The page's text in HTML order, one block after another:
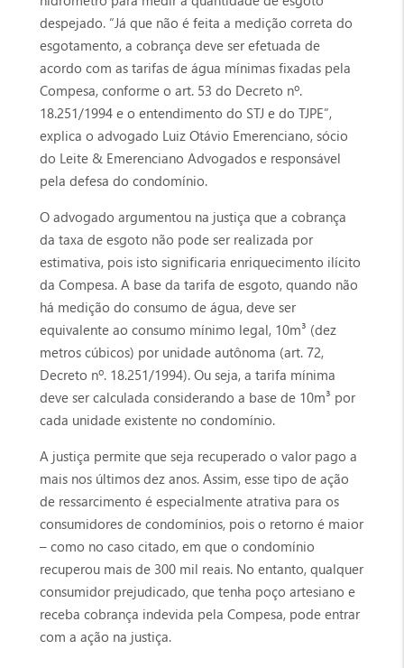
despejado. “Já que não é feita a medição correta do
esgotamento, a cobrança deve ser efetuada de
acordo com as tarifas de água mínimas fixadas pela
Compesa, conforme o art. 53 do Decreto nº.
18.251/1994 e o entendimento do STJ e do TJPE”,
explica o advogado Luiz Otávio Emerenciano, sócio
do Leite & Emerenciano Advogados e responsável
pela defesa do condomínio.
O advogado argumentou na justiça que a cobrança
da taxa de esgoto não pode ser realizada por
estimativa, pois isto significaria enriquecimento ilícito
da Compesa. A base da tarifa de esgoto, quando não
há medição do consumo de água, deve ser
equivalente ao consumo mínimo legal, 10m³ (dez
metros cúbicos) por unidade autônoma (art. 72,
Decreto nº. 18.251/1994). Ou seja, a tarifa mínima
deve ser calculada considerando a base de 10m³ por
cada unidade existente no condomínio.
A justiça permite que seja recuperado o valor pago a
mais nos últimos dez anos. Assim, esse tipo de ação
de ressarcimento é especialmente atrativa para os
consumidores de condomínios, pois o retorno é maior
– como no caso citado, em que o condomínio
recuperou mais de 300 mil reais. No entanto, qualquer
consumidor prejudicado, que tenha poço artesiano e
receba cobrança indevida pela Compesa, pode entrar
com a ação na justiça.